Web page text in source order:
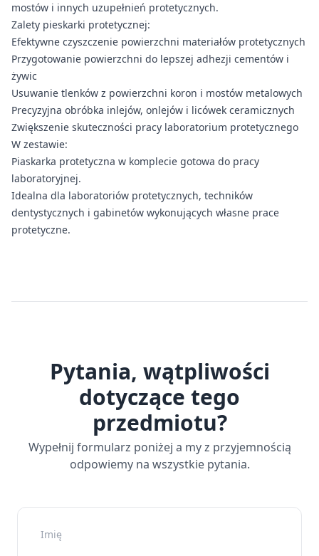
mostów i innych uzupełnień protetycznych.
Zalety pieskarki protetycznej:
Efektywne czyszczenie powierzchni materiałów protetycznych
Przygotowanie powierzchni do lepszej adhezji cementów i
żywic
Usuwanie tlenków z powierzchni koron i mostów metalowych
Precyzyjna obróbka inlejów, onlejów i licówek ceramicznych
Zwiększenie skuteczności pracy laboratorium protetycznego
W zestawie:
Piaskarka protetyczna w komplecie gotowa do pracy
laboratoryjnej.
Idealna dla laboratoriów protetycznych, techników
dentystycznych i gabinetów wykonujących własne prace
protetyczne.
Pytania, wątpliwości
dotyczące tego
przedmiotu?
Wypełnij formularz poniżej a my z przyjemnością
odpowiemy na wszystkie pytania.